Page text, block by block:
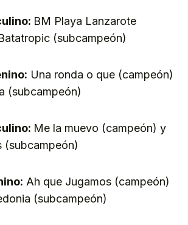
BM Playa Lanzarote
(subcampeón)
Una ronda o que (campeón)
(subcampeón)
Me la muevo (campeón) y
(subcampeón)
Ah que Jugamos (campeón)
(subcampeón)